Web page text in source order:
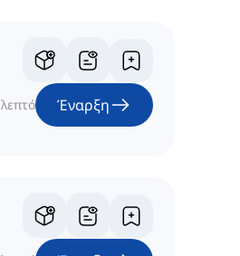
λεπτό Έναρξη